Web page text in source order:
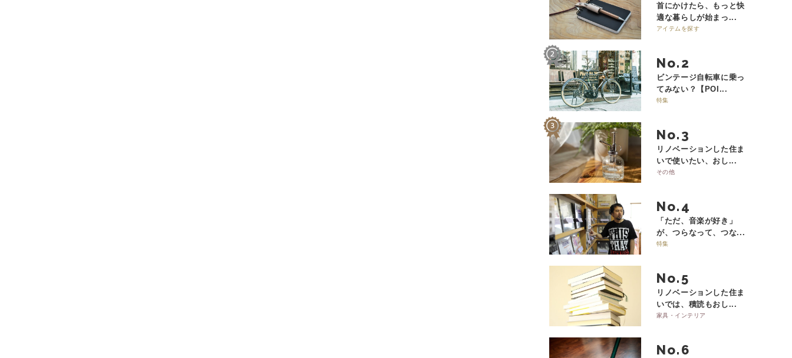
首にかけたら、もっと快
適な暮らしが始まっ...
アイテムを探す
No.
ビンテージ自転車に乗っ
てみない？【POI...
特集
No.
リノベーションした住ま
いで使いたい、おし...
その他
No.
「ただ、音楽が好き」
が、つらなって、つな...
特集
No.
リノベーションした住ま
いでは、積読もおし...
家具・インテリア
No.